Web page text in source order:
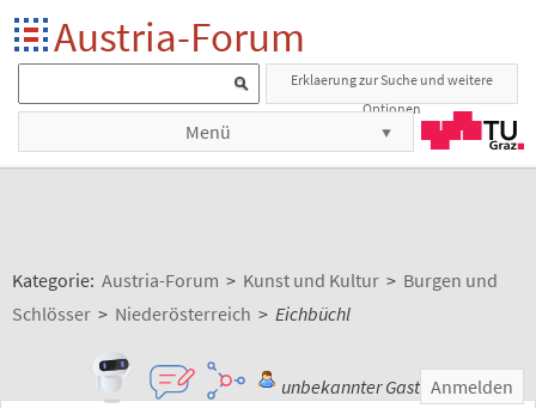
Austria-Forum
Erklaerung zur Suche und weitere
Optionen
Menü
Kategorie: Austria-Forum > Kunst und Kultur > Burgen und
Schlösser > Niederösterreich > Eichbüchl
unbekannter Gast Anmelden